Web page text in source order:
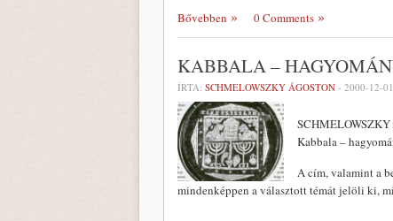
Bővebben 0 Comments
KABBALA –
ÍRTA: SCHMELOWSZKY ÁGOSTON - 2000-12-01
SCHMELOWSZKY
Kabbala –
A cím, valamint a
minden­képpen a választott témát jelöli ki,